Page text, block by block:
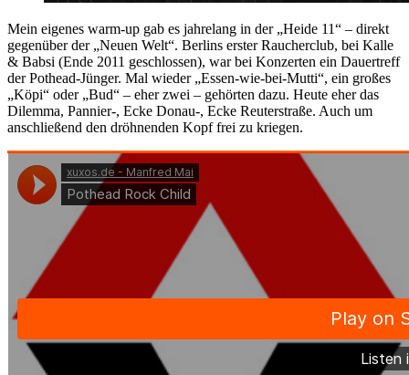
Mein eigenes warm-up gab es jahrelang in der „Heide 11“ – direkt
gegenüber der „Neuen Welt“. Berlins erster Raucherclub, bei Kalle
& Babsi (Ende 2011 geschlossen), war bei Konzerten ein Dauertreff
der Pothead-Jünger. Mal wieder „Essen-wie-bei-Mutti“, ein großes
„Köpi“ oder „Bud“ – eher zwei – gehörten dazu. Heute eher das
Dilemma, Pannier-, Ecke Donau-, Ecke Reuterstraße. Auch um
anschließend den dröhnenden Kopf frei zu kriegen.